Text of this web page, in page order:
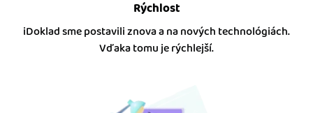
Rýchlost
iDoklad sme postavili znova a na nových technológiách.
Vďaka tomu je rýchlejší.